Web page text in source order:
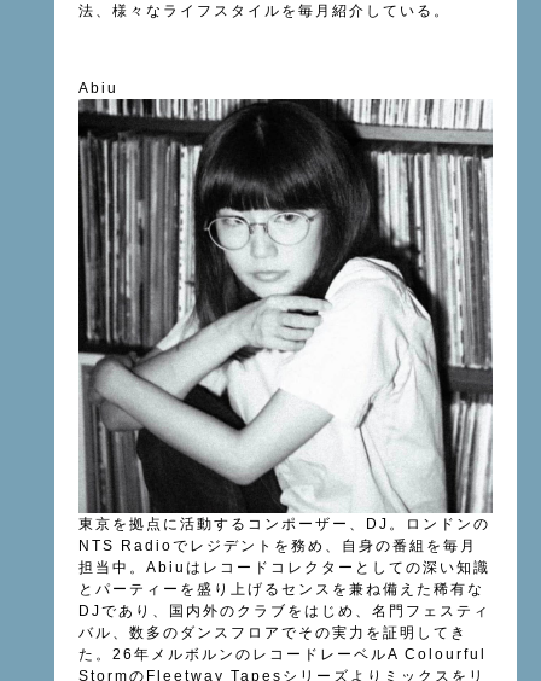
法、様々なライフスタイルを毎月紹介している。
Abiu
東京を拠点に活動するコンポーザー、DJ。ロンドンの
NTS Radioでレジデントを務め、自身の番組を毎月
担当中。Abiuはレコードコレクターとしての深い知識
とパーティーを盛り上げるセンスを兼ね備えた稀有な
DJであり、国内外のクラブをはじめ、名門フェスティ
バル、数多のダンスフロアでその実力を証明してき
た。26年メルボルンのレコードレーベルA Colourful
StormのFleetway Tapesシリーズよりミックスをリ